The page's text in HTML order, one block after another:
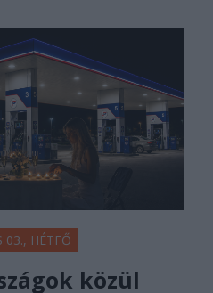
03., HÉTFŐ
közül